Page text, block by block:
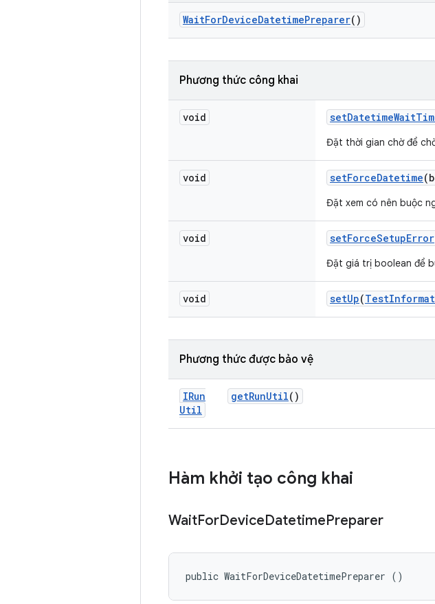
WaitForDeviceDatetimePreparer()
Phương thức công khai
void setDatetimeWait
Đặt thời gian chờ để
void setForceDatetime
Đặt xem có nên buộc
void setForceSetupError
Đặt giá trị boolean để
void setUp(Test
Phương thức được bảo vệ
IRun
Util
getRunUtil()
Hàm khởi tạo công khai
WaitForDeviceDatetimePreparer
public WaitForDeviceDatetimePreparer ()